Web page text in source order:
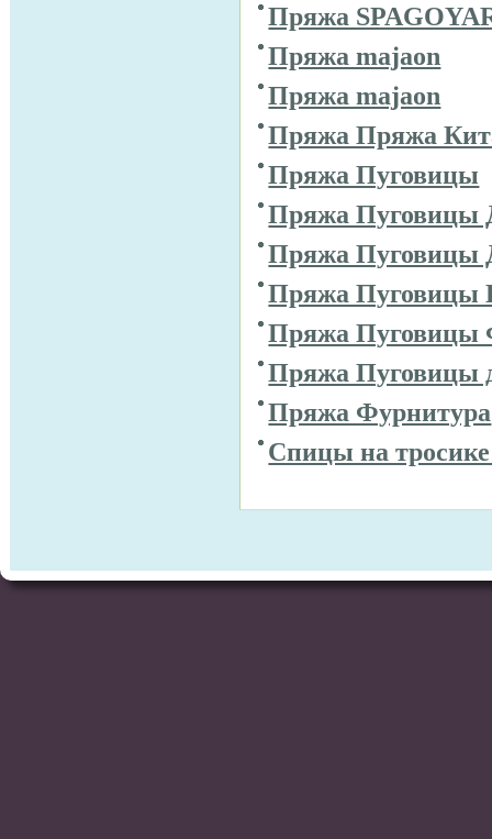
Пряжа
Пряжа majaon
Пряжа majaon
Пряжа Пряжа
Пряжа Пуговицы
Пряжа Пуговицы
Пряжа Пуговицы
Пряжа Пуговицы
Пряжа Пуговицы
Пряжа Пуговицы
Пряжа Фурнитура
Спицы на